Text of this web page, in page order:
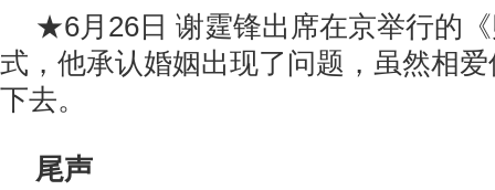
★6月26日 谢霆锋出席在京举行的
式，他承认婚姻出现了问题，虽然相
下去。
尾声